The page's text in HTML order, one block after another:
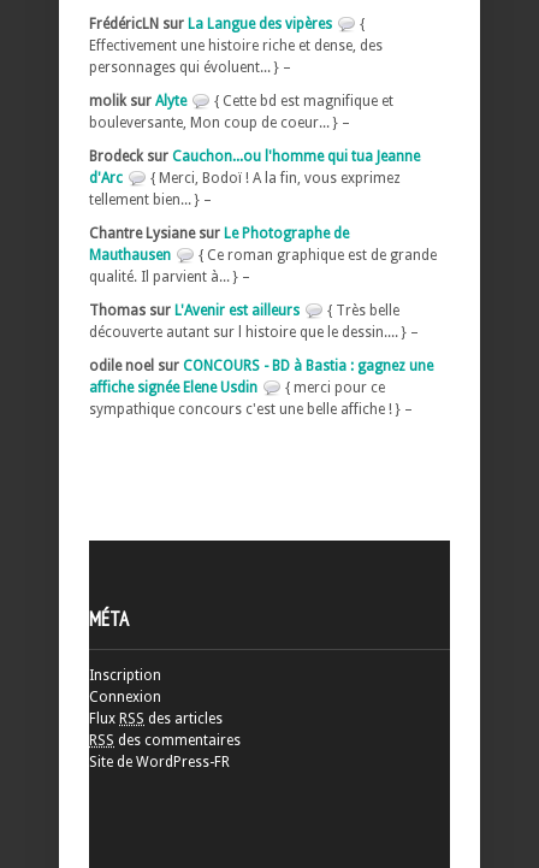
FrédéricLN sur La Langue des vipères
{
Effectivement une histoire riche et dense, des
personnages qui évoluent... } –
molik sur Alyte
{ Cette bd est magnifique et
bouleversante, Mon coup de coeur... } –
Brodeck sur Cauchon...ou l'homme qui tua Jeanne
d'Arc
{ Merci, Bodoï ! A la fin, vous exprimez
tellement bien... } –
Chantre Lysiane sur Le Photographe de
Mauthausen
{ Ce roman graphique est de grande
qualité. Il parvient à... } –
Thomas sur L'Avenir est ailleurs
{ Très belle
découverte autant sur l histoire que le dessin.... } –
odile noel sur CONCOURS - BD à Bastia : gagnez une
affiche signée Elene Usdin
{ merci pour ce
sympathique concours c'est une belle affiche ! } –
MÉTA
Inscription
Connexion
Flux RSS des articles
RSS des commentaires
Site de WordPress-FR